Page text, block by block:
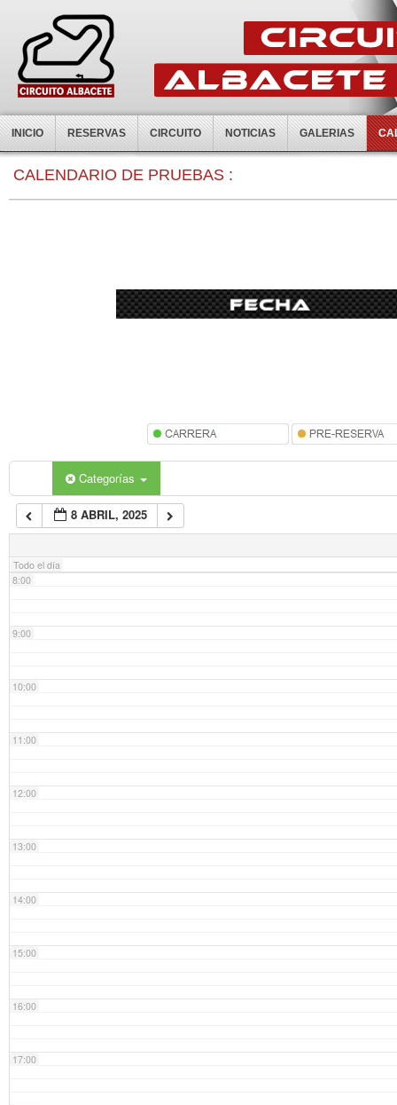
INICIO RESERVAS CIRCUITO NOTICIAS GALERIAS
CALENDARIO DE PRUEBAS :
Categorías
8 ABRIL, 2025
Todo el día
0:00
7:00
8:00
9:00
10:00
11:00
12:00
13:00
14:00
15:00
16:00
17:00